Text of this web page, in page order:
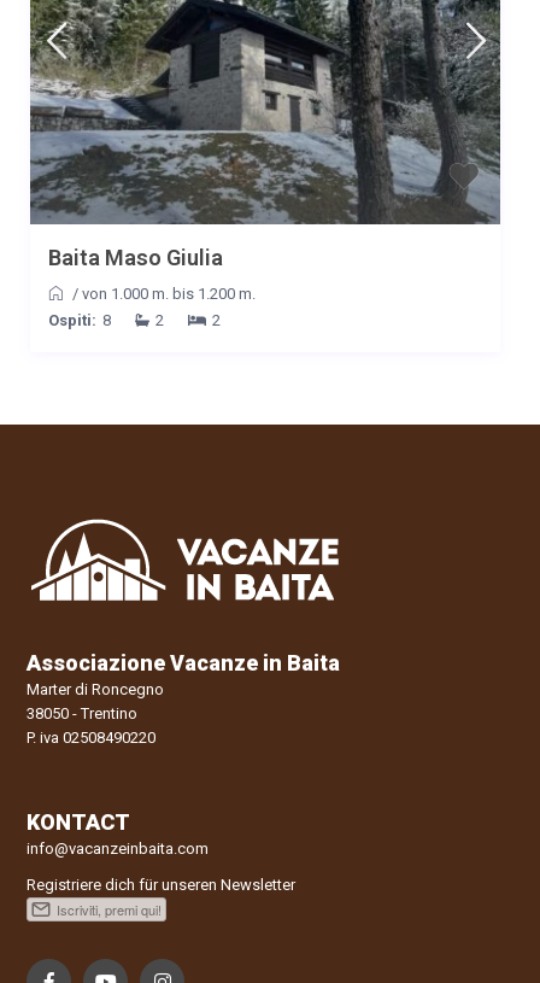
Baita Maso Giulia
/ von 1.000 m. bis 1.200 m.
Ospiti: 8 2 2
Associazione Vacanze in Baita
Marter di Roncegno
38050 - Trentino
P. iva 02508490220
KONTACT
info@vacanzeinbaita.com
Registriere dich für unseren Newsletter